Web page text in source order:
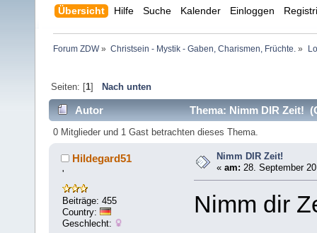
Übersicht Hilfe Suche Kalender Einloggen
Forum ZDW» Christsein - Mystik - Gaben, Charismen, Früchte. »
Seiten: [1] Nach unten
Autor Thema: Nimm DIR Zeit!
0 Mitglieder und 1 Gast betrachten dieses Thema.
Hildegard51
'
Beiträge: 455
Country:
Geschlecht:
Nimm DIR Zeit!
«am: 28. September
Nimm dir